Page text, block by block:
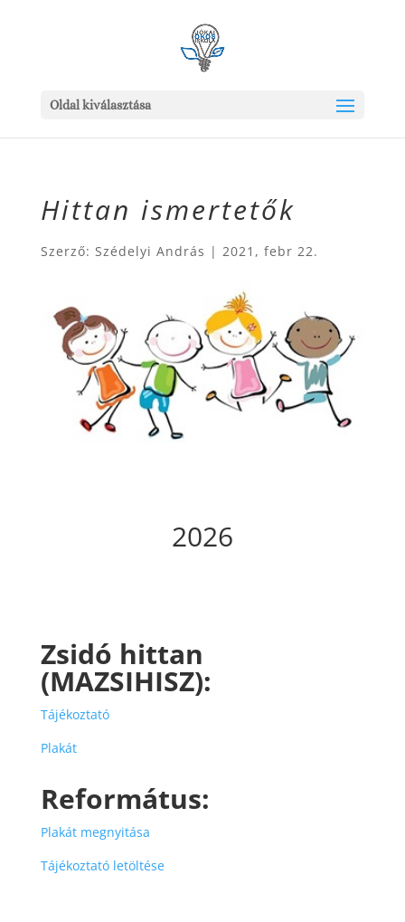
Oldal kiválasztása
Hittan ismertetők
Szerző: Szédelyi András | 2021, febr 22.
2026
Zsidó hittan
(MAZSIHISZ):
Tájékoztató
Plakát
Református:
Plakát megnyitása
Tájékoztató letöltése